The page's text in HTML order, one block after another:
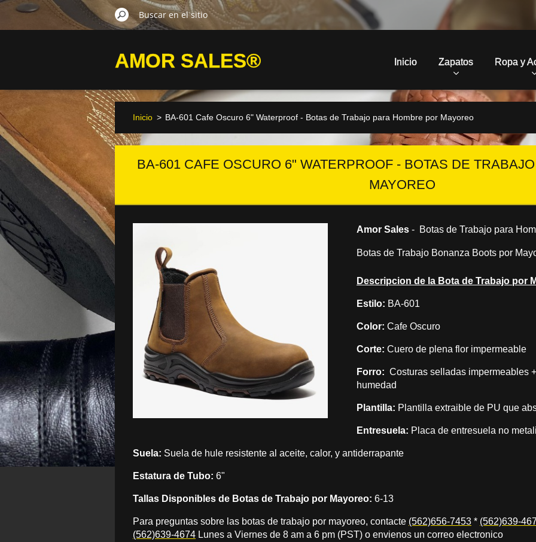
AMOR SALES® Inicio Zapatos Ropa y
Inicio > BA-601 Cafe Oscuro 6" Waterproof - Botas de Trabajo para Hombre por Mayoreo
BA-601 CAFE OSCURO 6" WATERPROOF - BOTAS DE
MAYOREO
Amor Sales - Botas de Trabajo para
Botas de Trabajo Bonanza Boots por
Descripcion de la Bota de Trabajo por
Estilo: BA-601
Color: Cafe Oscuro
Corte: Cuero de plena flor impermeable
Forro: Costuras selladas impermeables
humedad
Plantilla: Plantilla extraible de PU que
Entresuela: Placa de entresuela no
Suela: Suela de hule resistente al aceite, calor, y antiderrapante
Estatura de Tubo: 6"
Tallas Disponibles de Botas de Trabajo por Mayoreo: 6-13
Para preguntas sobre las botas de trabajo por mayoreo, contacte (562)656-7453 * (562)639-
(562)639-4674 Lunes a Viernes de 8 am a 6 pm (PST) o envienos un correo electronico